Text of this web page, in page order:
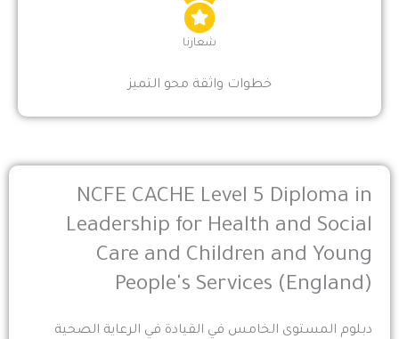
شعارنا
خطوات واثقة محو التميز
NCFE CACHE Level 5 Diploma in
Leadership for Health and Social
Care and Children and Young
People's Services (England)
دبلوم المستوى الخامس في القيادة في الرعاية الصحية